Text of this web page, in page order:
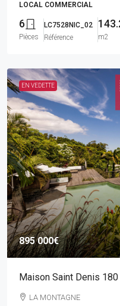
LOCAL COMMERCIAL
6
Pièces
LC7528NIC_02
Référence
m2
EN VEDETTE
895 000€
Maison Saint Denis
LA MONTAGNE